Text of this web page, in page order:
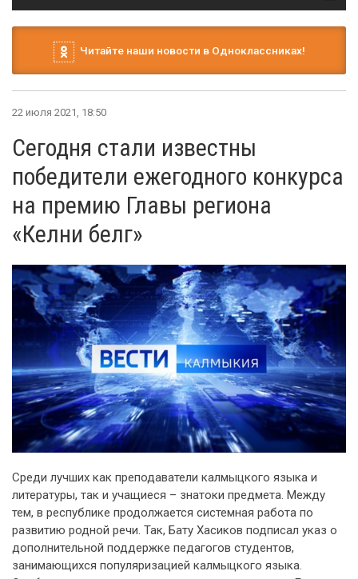
Читайте наши новости в Одноклассниках!
22 июля 2021, 18:50
Сегодня стали известны
победители ежегодного конкурса
на премию Главы региона
«Келни белг»
Среди лучших как преподаватели калмыцкого языка и
литературы, так и учащиеся – знатоки предмета. Между
тем, в республике продолжается системная работа по
развитию родной речи. Так, Бату Хасиков подписал указ о
дополнительной поддержке педагогов студентов,
занимающихся популяризацией калмыцкого языка.